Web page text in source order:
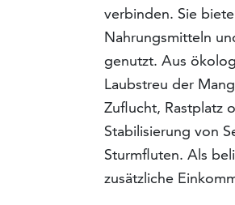
verbinden. Sie
Nahrungsmitteln
genutzt. Aus
Laubstreu der
Zuflucht, Rastplatz
Stabilisierung von
Sturmfluten. Als
zusätzliche